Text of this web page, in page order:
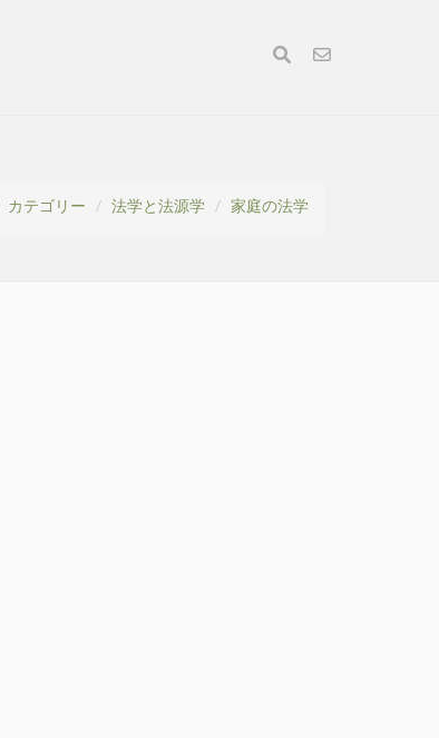
カテゴリー 法学と法源学 家庭の法学